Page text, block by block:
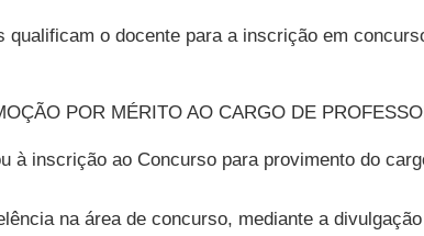
o docente para a inscrição em
POR MÉRITO AO CARGO DE
à inscrição ao Concurso para provimento do
na área de concurso, mediante a